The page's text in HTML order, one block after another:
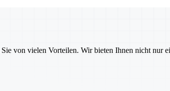
von vielen Vorteilen. Wir bieten Ihnen nicht